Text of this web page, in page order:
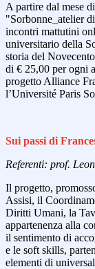
A partire dal mese
"Sorbonne_atelier
incontri mattutini
universitario della
storia del
di € 25,00 per ogni
progetto Alliance
l’Université Paris
Sui passi di
Referenti: prof.
Il progetto,
Assisi, il
Diritti Umani, la
appartenenza alla
il sentimento di
e le soft skills,
elementi di